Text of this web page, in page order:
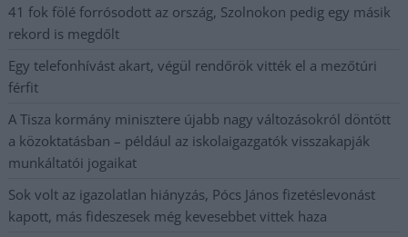
41 fok fölé forrósodott az ország, Szolnokon pedig egy másik
rekord is megdőlt
Egy telefonhívást akart, végül rendőrök vitték el a mezőtúri
férfit
A Tisza kormány minisztere újabb nagy változásokról döntött
a közoktatásban – például az iskolaigazgatók visszakapják
munkáltatói jogaikat
Sok volt az igazolatlan hiányzás, Pócs János fizetéslevonást
kapott, más fideszesek még kevesebbet vittek haza